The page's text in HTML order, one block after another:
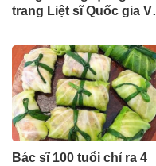
trang Liệt sĩ Quốc gia Vị
Bác sĩ 100 tuổi chỉ ra 4